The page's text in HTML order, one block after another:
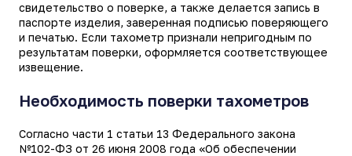
свидетельство о поверке, а также делается запись в
паспорте изделия, заверенная подписью поверяющего
и печатью. Если тахометр признали непригодным по
результатам поверки, оформляется соответствующее
извещение.
Необходимость поверки тахометров
Согласно части 1 статьи 13 Федерального закона
№102-ФЗ от 26 июня 2008 года «Об обеспечении